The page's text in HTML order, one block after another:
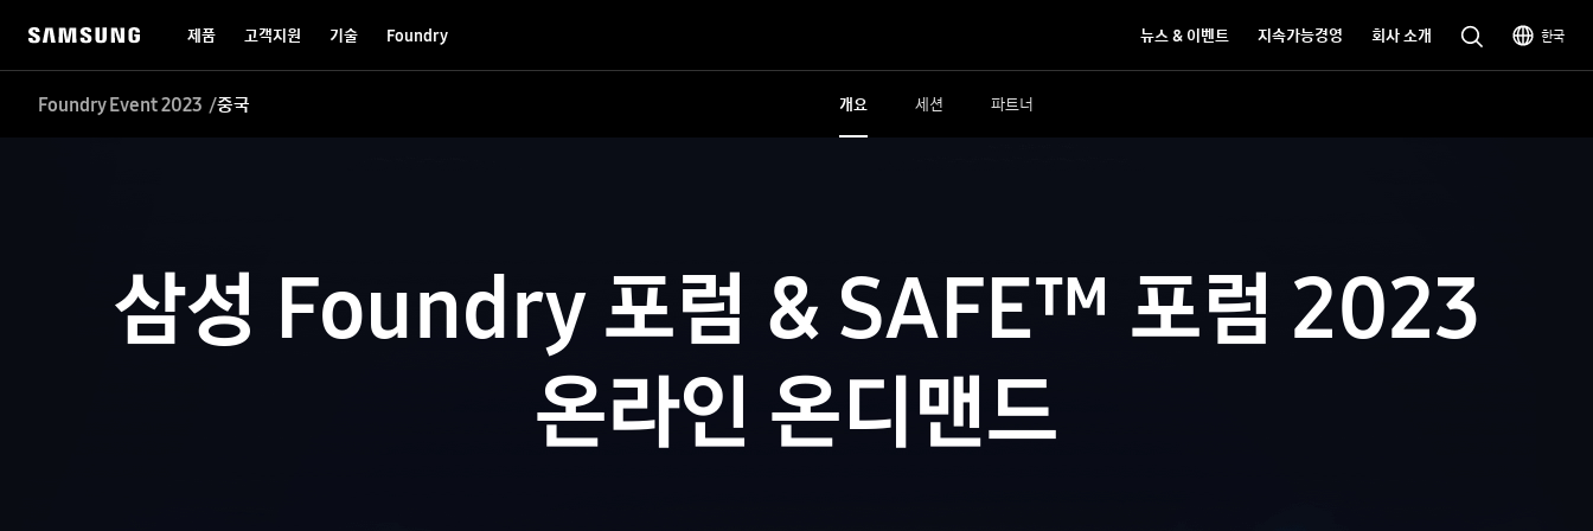
제품 고객지원 기술 Foundry 뉴스 & 이벤트 지속가능경영 회사 소개 한국
Foundry Event 2023 중국 개요 세션 파트너
삼성 Foundry 포럼 & SAFE™ 포럼 2023
온라인 온디맨드